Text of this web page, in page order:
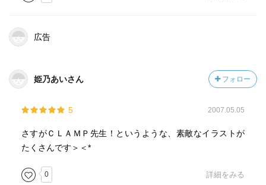
広告
姫乃あいさん フォロー
5 2007.05.05
さすがＣＬＡＭＰ先生！というような、素敵なイラストが
たくさんです＞＜*
0 詳細をみる